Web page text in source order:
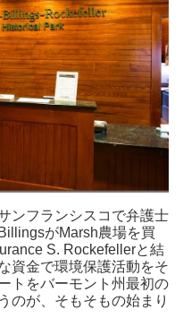
ンフランシスコで弁護士
がMarsh農場を買
S. Rockefellerと結
資金で環境保護活動をそ
トをバーモント州最初の
のが、そもそもの始まり